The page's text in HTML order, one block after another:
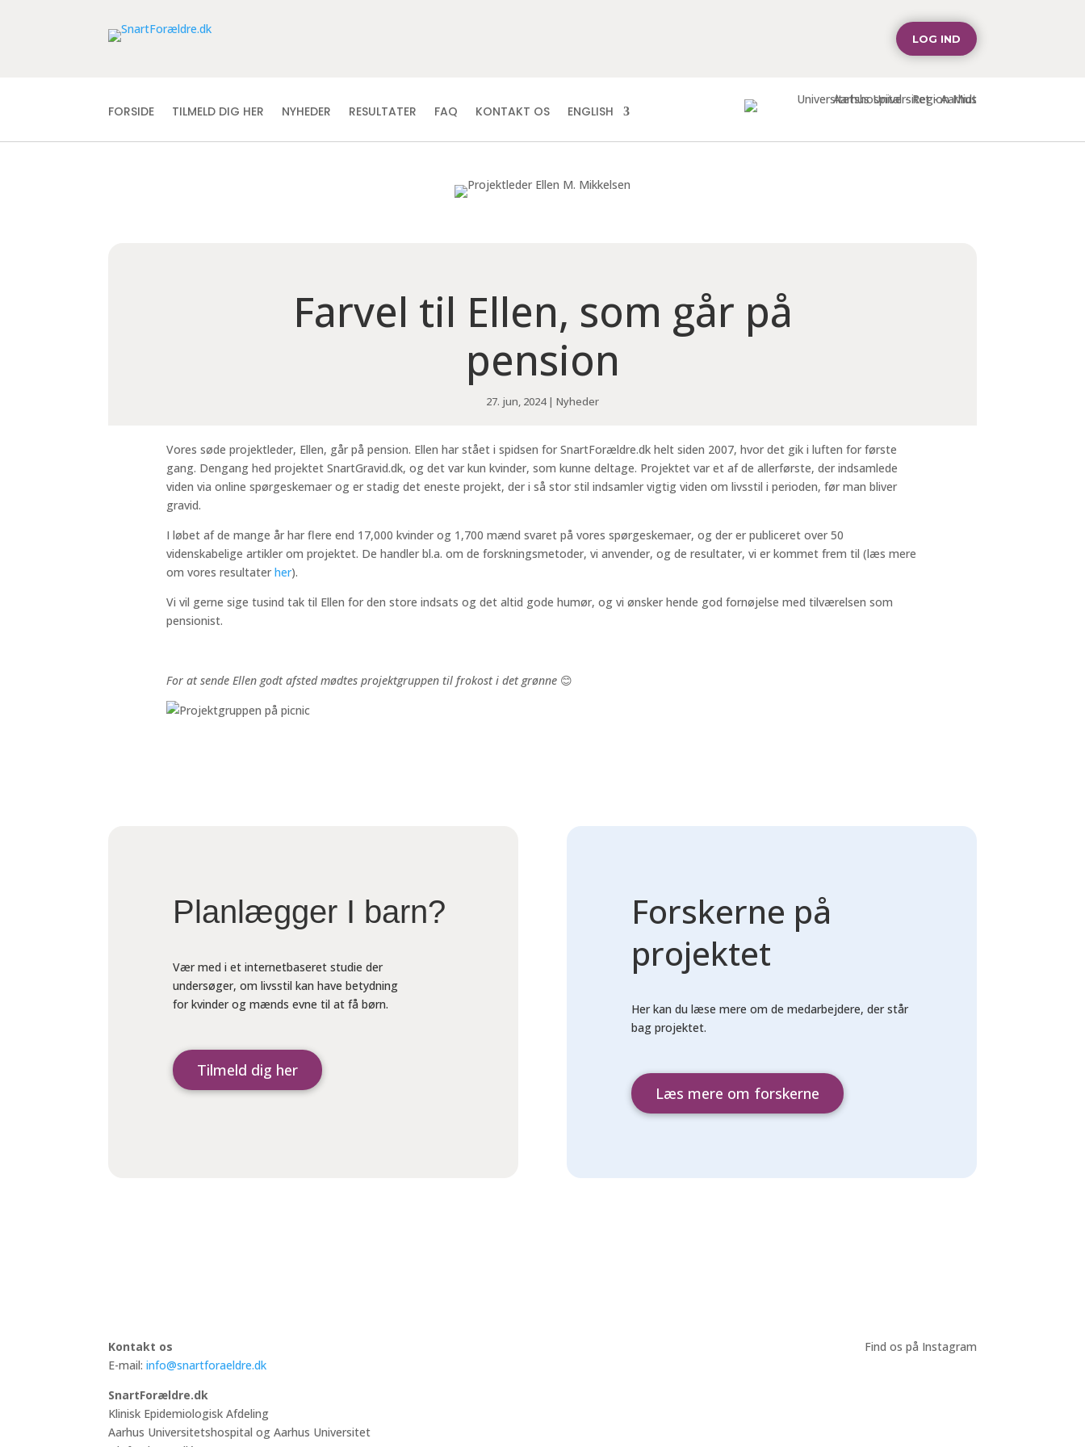
LOG IND
FORSIDE TILMELD DIG HER NYHEDER RESULTATER FAQ KONTAKT OS ENGLISH
Farvel til Ellen, som går på
pension
27. jun, 2024| Nyheder
Vores søde projektleder, Ellen, går på pension. Ellen har stået i spidsen for SnartForældre.dk helt siden 2007, hvor det gik i luften for første
gang. Dengang hed projektet SnartGravid.dk, og det var kun kvinder, som kunne deltage. Projektet var et af de allerførste, der indsamlede
viden via online spørgeskemaer og er stadig det eneste projekt, der i så stor stil indsamler vigtig viden om livsstil i perioden, før man bliver
gravid.
I løbet af de mange år har flere end 17,000 kvinder og 1,700 mænd svaret på vores spørgeskemaer, og der er publiceret over 50
videnskabelige artikler om projektet. De handler bl.a. om de forskningsmetoder, vi anvender, og de resultater, vi er kommet frem til (læs mere
om vores resultaterher).
Vi vil gerne sige tusind tak til Ellen for den store indsats og det altid gode humør, og vi ønsker hende god fornøjelse med tilværelsen som
pensionist.
For at sende Ellen godt afsted mødtes projektgruppen til frokost i det grønne 😊
Planlægger I barn?
Vær med i et internetbaseret studie der
undersøger, om livsstil kan have betydning
for kvinder og mænds evne til at få børn.
Tilmeld dig her
Forskerne på
projektet
Her kan du læse mere om de medarbejdere, der står
bag projektet.
Læs mere om forskerne
Kontakt os
E-mail:info@snartforaeldre.dk
SnartForældre.dk
Klinisk Epidemiologisk Afdeling
Aarhus Universitetshospital og Aarhus Universitet
Find os på Instagram